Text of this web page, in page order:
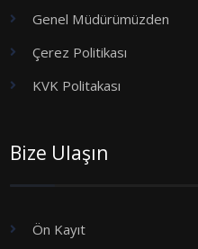
Genel Müdürümüzden
Çerez Politikası
KVK Politakası
Bize Ulaşın
Ön Kayıt